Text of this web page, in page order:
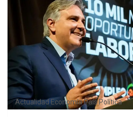
Actualidad EconomíaPaísPolítica